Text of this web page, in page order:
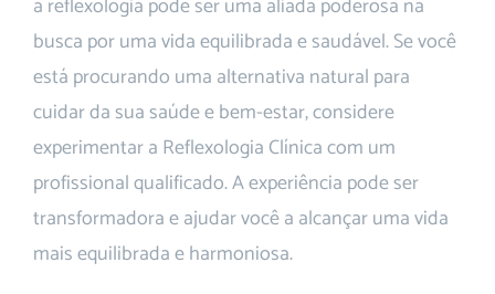
a reflexologia pode ser uma aliada poderosa na
busca por uma vida equilibrada e saudável. Se você
está procurando uma alternativa natural para
cuidar da sua saúde e bem-estar, considere
experimentar a Reflexologia Clínica com um
profissional qualificado. A experiência pode ser
transformadora e ajudar você a alcançar uma vida
mais equilibrada e harmoniosa.